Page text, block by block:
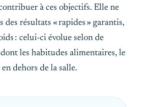
à ces objectifs. Elle ne
résultats « rapides » garantis,
: celui-ci évolue selon de
les habitudes alimentaires, le
dehors de la salle.